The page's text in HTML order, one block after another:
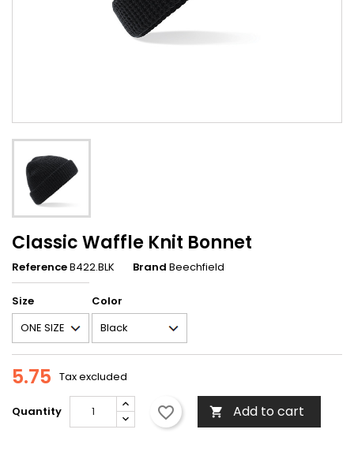
Classic Waffle Knit Bonnet
ReferenceB422.BLK Brand Beechfield
Size Color
5.75 Tax excluded
Quantity favorite_border  Add to cart